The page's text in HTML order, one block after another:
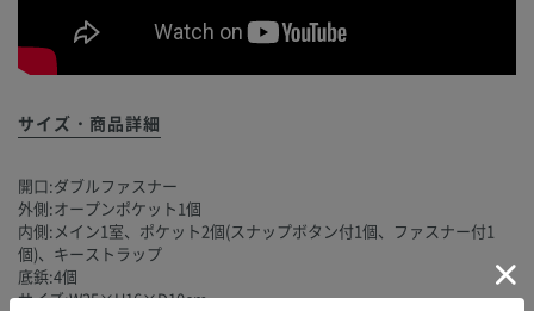
サイズ・商品詳細
開口:ダブルファスナー
外側:オープンポケット1個
内側:メイン1室、ポケット2個(スナップボタン付1個、ファスナー付1
個)、キーストラップ
底鋲:4個
サイズ:W25×H16×D10cm